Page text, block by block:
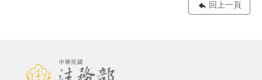
回上一頁